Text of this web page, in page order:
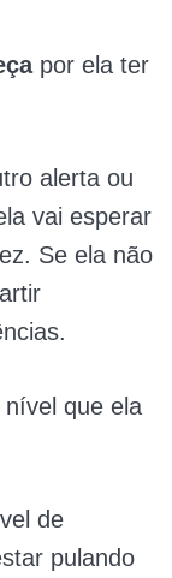
por ela ter
alerta ou
vai esperar
Se ela não
que ela
de
pulando